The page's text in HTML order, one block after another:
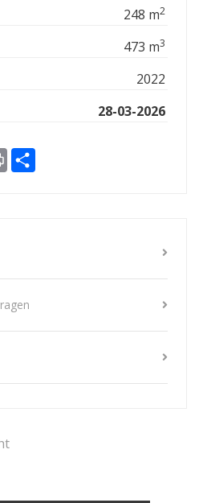
248 m2
473 m3
2022
28-03-2026
Print